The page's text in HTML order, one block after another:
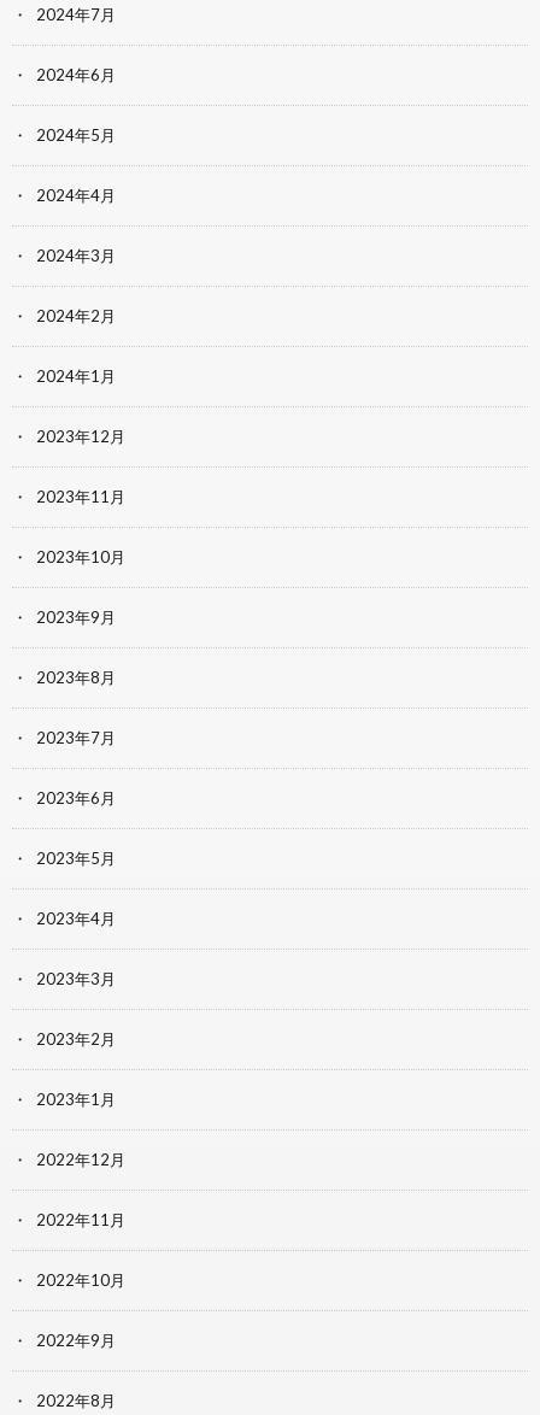
2024年7月
2024年6月
2024年5月
2024年4月
2024年3月
2024年2月
2024年1月
2023年12月
2023年11月
2023年10月
2023年9月
2023年8月
2023年7月
2023年6月
2023年5月
2023年4月
2023年3月
2023年2月
2023年1月
2022年12月
2022年11月
2022年10月
2022年9月
2022年8月